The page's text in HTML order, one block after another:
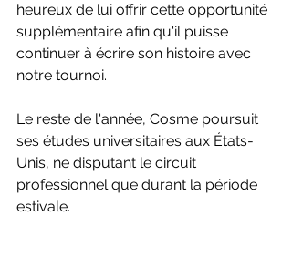
heureux de lui offrir cette opportunité
supplémentaire afin qu'il puisse
continuer à écrire son histoire avec
notre tournoi.
Le reste de l'année, Cosme poursuit
ses études universitaires aux États-
Unis, ne disputant le circuit
professionnel que durant la période
estivale.